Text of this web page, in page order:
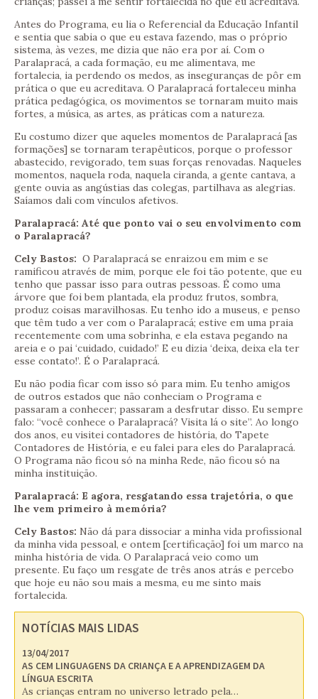
Antes do Programa, eu lia o Referencial da Educação Infantil
e sentia que sabia o que eu estava fazendo, mas o próprio
sistema, às vezes, me dizia que não era por aí. Com o
Paralapracá, a cada formação, eu me alimentava, me
fortalecia, ia perdendo os medos, as inseguranças de pôr em
prática o que eu acreditava. O Paralapracá fortaleceu minha
prática pedagógica, os movimentos se tornaram muito mais
fortes, a música, as artes, as práticas com a natureza.
Eu costumo dizer que aqueles momentos de Paralapracá [as
formações] se tornaram terapêuticos, porque o professor
abastecido, revigorado, tem suas forças renovadas. Naqueles
momentos, naquela roda, naquela ciranda, a gente cantava, a
gente ouvia as angústias das colegas, partilhava as alegrias.
Saíamos dali com vínculos afetivos.
Paralapracá: Até que ponto vai o seu envolvimento com
o Paralapracá?
Cely Bastos: O Paralapracá se enraizou em mim e se
ramificou através de mim, porque ele foi tão potente, que eu
tenho que passar isso para outras pessoas. É como uma
árvore que foi bem plantada, ela produz frutos, sombra,
produz coisas maravilhosas. Eu tenho ido a museus, e penso
que têm tudo a ver com o Paralapracá; estive em uma praia
recentemente com uma sobrinha, e ela estava pegando na
areia e o pai ‘cuidado, cuidado!’ E eu dizia ‘deixa, deixa ela ter
esse contato!’. É o Paralapracá.
Eu não podia ficar com isso só para mim. Eu tenho amigos
de outros estados que não conheciam o Programa e
passaram a conhecer; passaram a desfrutar disso. Eu sempre
falo: “você conhece o Paralapracá? Visita lá o site”. Ao longo
dos anos, eu visitei contadores de história, do Tapete
Contadores de História, e eu falei para eles do Paralapracá.
O Programa não ficou só na minha Rede, não ficou só na
minha instituição.
Paralapracá: E agora, resgatando essa trajetória, o que
lhe vem primeiro à memória?
Cely Bastos: Não dá para dissociar a minha vida profissional
da minha vida pessoal, e ontem [certificação] foi um marco na
minha história de vida. O Paralapracá veio como um
presente. Eu faço um resgate de três anos atrás e percebo
que hoje eu não sou mais a mesma, eu me sinto mais
fortalecida.
NOTÍCIAS MAIS LIDAS
13/04/2017
AS CEM LINGUAGENS DA CRIANÇA E A APRENDIZAGEM DA
LÍNGUA ESCRITA
As crianças entram no universo letrado pela…